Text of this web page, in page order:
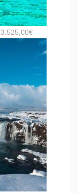
3.525,00€